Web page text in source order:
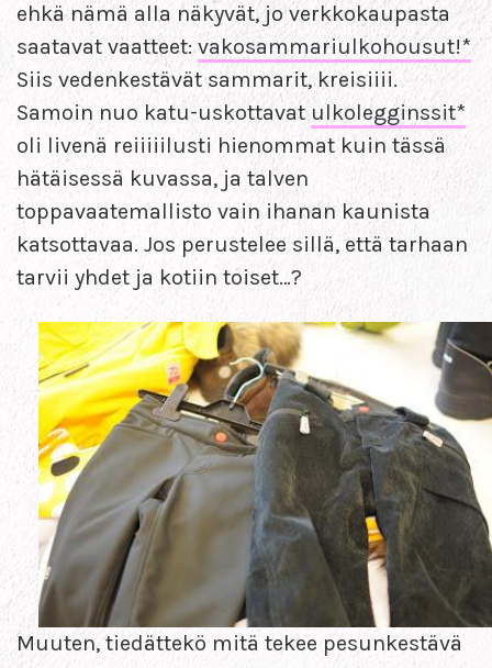
ehkä nämä alla näkyvät, jo verkkokaupasta
saatavat vaatteet:vakosammariulkohousut!*
Siis vedenkestävät sammarit, kreisiiii.
Samoin nuo katu-uskottavatulkolegginssit*
oli livenä reiiiiilusti hienommat kuin tässä
hätäisessä kuvassa, ja talven
toppavaatemallisto vain ihanan kaunista
katsottavaa. Jos perustelee sillä, että tarhaan
tarvii yhdet ja kotiin toiset…?
Muuten, tiedättekö mitä tekee pesunkestävä